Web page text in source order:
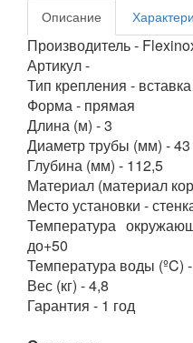
Описание
Производитель -
Артикул -
Тип крепления - вставка
Форма - прямая
Длина (м) - 3
Диаметр трубы (мм) - 43
Глубина (мм) - 112,5
Материал (материал
Место установки -
Температура
до+50
Температура воды (ºC)
Вес (кг) - 4,8
Гарантия - 1 год